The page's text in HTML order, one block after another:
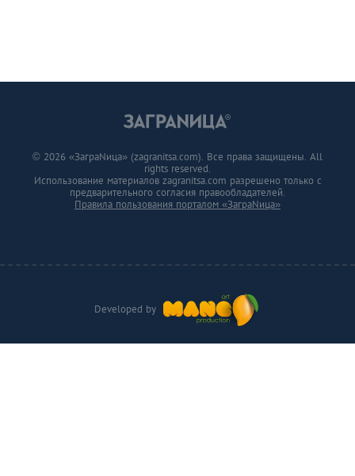
Developed by
© 2026 «ЗаграNица» (zagranitsa.com). Все права защищены. All
rights reserved.
Использование материалов zagranitsa.com разрешено только с
предварительного согласия правообладателей.
Правила пользования порталом «ЗаграNица»